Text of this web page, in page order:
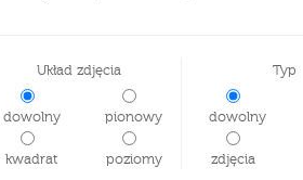
Układ zdjęcia
dowolny
kwadrat
pionowy
poziomy
Typ
dowolny
zdjęcia